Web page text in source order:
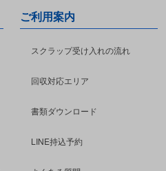
ご利用案内
スクラップ受け入れの流れ
回収対応エリア
書類ダウンロード
LINE持込予約